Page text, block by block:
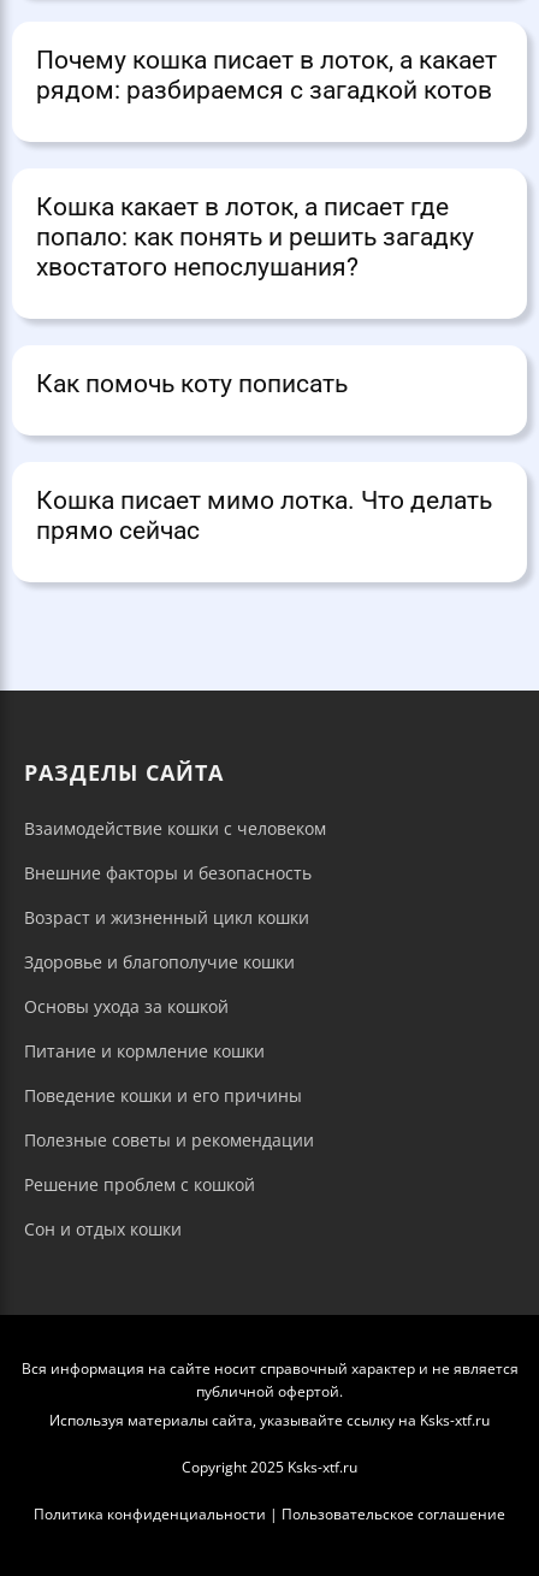
Почему кошка писает в лоток, а какает
рядом: разбираемся с загадкой котов
Кошка какает в лоток, а писает где
попало: как понять и решить загадку
хвостатого непослушания?
Как помочь коту пописать
Кошка писает мимо лотка. Что делать
прямо сейчас
РАЗДЕЛЫ САЙТА
Взаимодействие кошки с человеком
Внешние факторы и безопасность
Возраст и жизненный цикл кошки
Здоровье и благополучие кошки
Основы ухода за кошкой
Питание и кормление кошки
Поведение кошки и его причины
Полезные советы и рекомендации
Решение проблем с кошкой
Сон и отдых кошки
Вся информация на сайте носит справочный характер и не является
публичной офертой.
Используя материалы сайта, указывайте ссылку на Ksks-xtf.ru
Copyright 2025 Ksks-xtf.ru
Политика конфиденциальности | Пользовательское соглашение